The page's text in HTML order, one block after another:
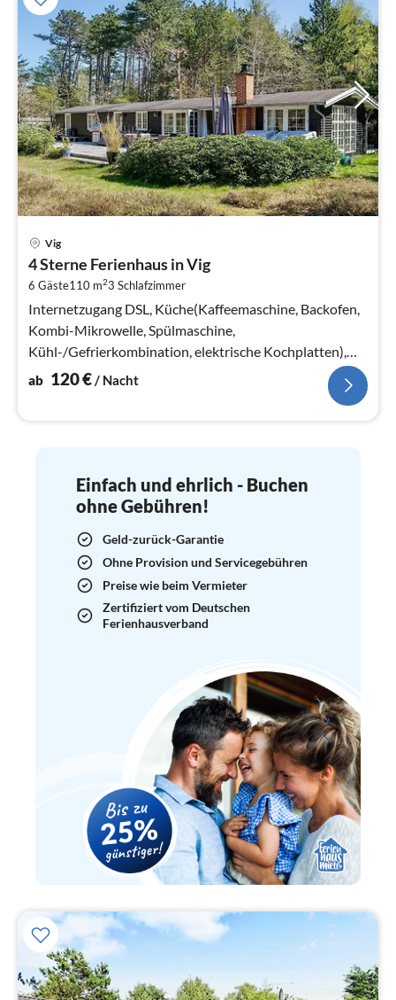
Vig
4 Sterne Ferienhaus in Vig
6 Gäste110 m23 Schlafzimmer
Internetzugang DSL, Küche(Kaffeemaschine, Backofen,
Kombi-Mikrowelle, Spülmaschine,
Kühl-/Gefrierkombination, elektrische Kochplatten),
Wohn-/Schlafzimmer(TV(smart TV)
ab 120€/ Nacht
Einfach und ehrlich - Buchen
ohne Gebühren!
Geld-zurück-Garantie
Ohne Provision und Servicegebühren
Preise wie beim Vermieter
Zertifiziert vom Deutschen
Ferienhausverband